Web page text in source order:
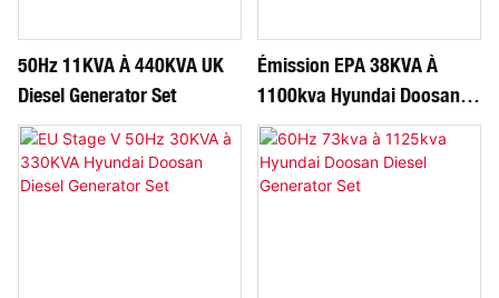
50Hz 11KVA À 440KVA UK
Diesel Generator Set
Émission EPA 38KVA À
1100kva Hyundai Doosan
Diesel Generator Set